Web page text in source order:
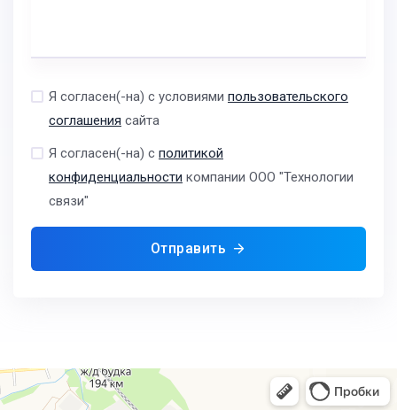
Я согласен(-на) с условиями пользовательского
соглашения сайта
Я согласен(-на) с политикой
конфиденциальности компании ООО "Технологии
связи"
Отправить